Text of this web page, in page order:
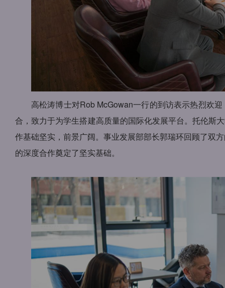
高松涛博士对Rob McGowan一行的到访表示热烈欢
合，致力于为学生搭建高质量的国际化发展平台。托伦斯
作基础坚实，前景广阔。事业发展部部长郭瑞环回顾了双
的深度合作奠定了坚实基础。